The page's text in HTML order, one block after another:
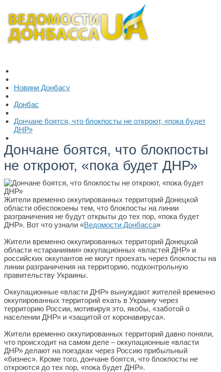
Новини Донбасу
Донбас
Дончане боятся, что блокпосты не откроют, «пока будет
ДНР»
Дончане боятся, что блокпосты
не откроют, «пока будет ДНР»
Жители временно оккупированных территорий Донецкой
области обеспокоены тем, что блокпосты на линии
разграничения не будут открыты до тех пор, «пока будет
ДНР». Вот что узнали «Ведомости Донбасса»
Жители временно оккупированных территорий Донецкой
области «стараниями» оккупационных «властей ДНР» и
российских оккупантов не могут проехать через блокпосты на
линии разграничения на территорию, подконтрольную
правительству Украины.
Оккупационные «власти ДНР» вынуждают жителей временно
оккупированных территорий ехать в Украину через
территорию России, мотивируя это, якобы, «заботой о
населении ДНР» и «защитой от коронавируса».
Жители временно оккупированных территорий давно поняли,
что происходит на самом деле – оккупационные «власти
ДНР» делают на поездках через Россию прибыльный
«бизнес». Кроме того, дончане боятся, что блокпосты не
откроются до тех пор, «пока будет ДНР».